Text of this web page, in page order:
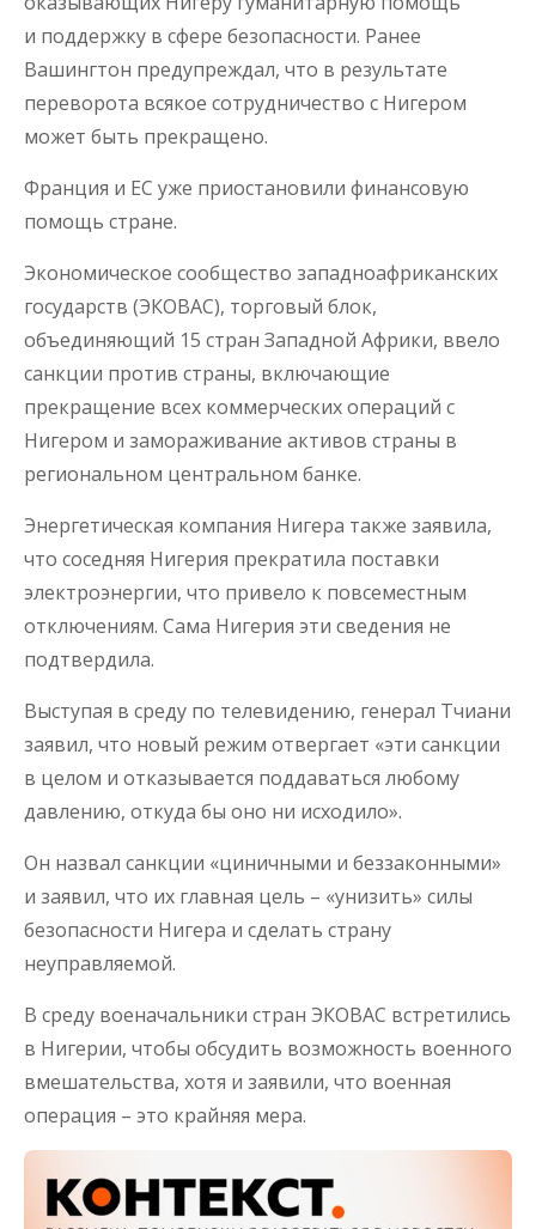
и поддержку в сфере безопасности. Ранее
Вашингтон предупреждал, что в результате
переворота всякое сотрудничество с Нигером
может быть прекращено.
Франция и ЕС уже приостановили финансовую
помощь стране.
Экономическое сообщество западноафриканских
государств (ЭКОВАС), торговый блок,
объединяющий 15 стран Западной Африки, ввело
санкции против страны, включающие
прекращение всех коммерческих операций с
Нигером и замораживание активов страны в
региональном центральном банке.
Энергетическая компания Нигера также заявила,
что соседняя Нигерия прекратила поставки
электроэнергии, что привело к повсеместным
отключениям. Сама Нигерия эти сведения не
подтвердила.
Выступая в среду по телевидению, генерал Тчиани
заявил, что новый режим отвергает «эти санкции
в целом и отказывается поддаваться любому
давлению, откуда бы оно ни исходило».
Он назвал санкции «циничными и беззаконными»
и заявил, что их главная цель – «унизить» силы
безопасности Нигера и сделать страну
неуправляемой.
В среду военачальники стран ЭКОВАС встретились
в Нигерии, чтобы обсудить возможность военного
вмешательства, хотя и заявили, что военная
операция – это крайняя мера.